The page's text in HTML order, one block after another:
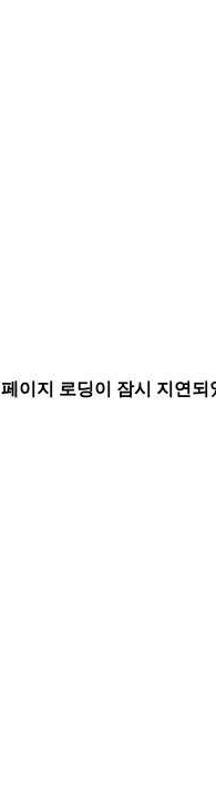
페이지 로딩이 잠시 지연